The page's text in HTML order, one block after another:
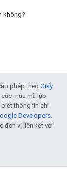
không?
phép theo Giấy
các mẫu mã lập
biết thông tin chi
Developers.
đơn vị liên kết với